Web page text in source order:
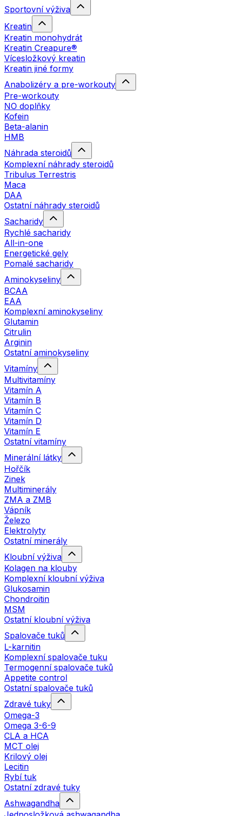
Sportovní výživa
Kreatin
Kreatin monohydrát
Kreatin Creapure®
Vícesložkový kreatin
Kreatin jiné formy
Anabolizéry a pre-workouty
Pre-workouty
NO doplňky
Kofein
Beta-alanin
HMB
Náhrada steroidů
Komplexní náhrady steroidů
Tribulus Terrestris
Maca
DAA
Ostatní náhrady steroidů
Sacharidy
Rychlé sacharidy
All-in-one
Energetické gely
Pomalé sacharidy
Aminokyseliny
BCAA
EAA
Komplexní aminokyseliny
Glutamin
Citrulin
Arginin
Ostatní aminokyseliny
Vitamíny
Multivitamíny
Vitamín A
Vitamín B
Vitamín C
Vitamín D
Vitamín E
Ostatní vitamíny
Minerální látky
Hořčík
Zinek
Multiminerály
ZMA a ZMB
Vápník
Železo
Elektrolyty
Ostatní minerály
Kloubní výživa
Kolagen na klouby
Komplexní kloubní výživa
Glukosamin
Chondroitin
MSM
Ostatní kloubní výživa
Spalovače tuků
L-karnitin
Komplexní spalovače tuku
Termogenní spalovače tuků
Appetite control
Ostatní spalovače tuků
Zdravé tuky
Omega-3
Omega 3-6-9
CLA a HCA
MCT olej
Krilový olej
Lecitin
Rybí tuk
Ostatní zdravé tuky
Ashwagandha